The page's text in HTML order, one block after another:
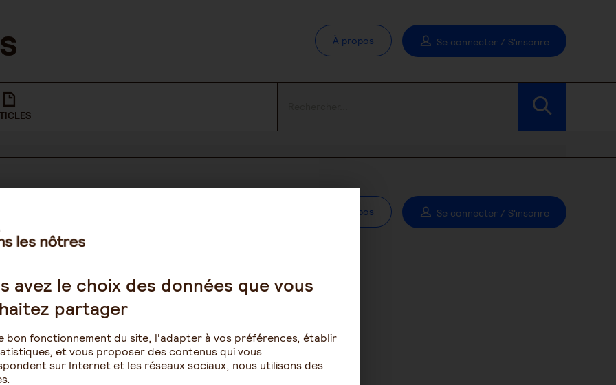
À propos Se connecter / S'inscrire
À propos Se connecter / S'inscrire
avez le choix des données que vous
partager
bon fonctionnement du site, l'adapter à vos préférences, établir
et vous proposer des contenus qui vous
sur Internet et les réseaux sociaux, nous utilisons des